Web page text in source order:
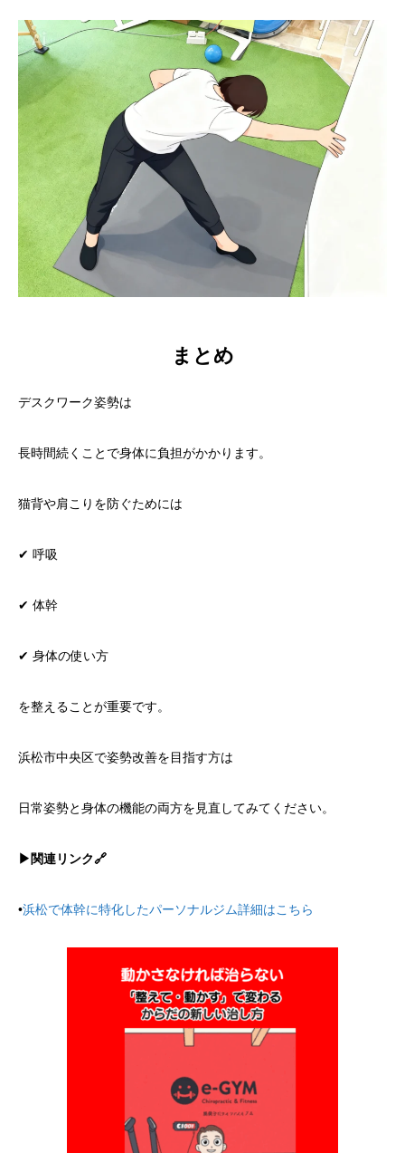
まとめ
デスクワーク姿勢は
長時間続くことで身体に負担がかかります。
猫背や肩こりを防ぐためには
✔ 呼吸
✔ 体幹
✔ 身体の使い方
を整えることが重要です。
浜松市中央区で姿勢改善を目指す方は
日常姿勢と身体の機能の両方を見直してみてください。
▶︎関連リンク🔗
•浜松で体幹に特化したパーソナルジム詳細はこちら